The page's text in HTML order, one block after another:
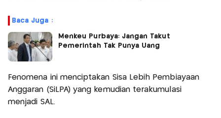
Baca Juga :
Menkeu Purbaya: Jangan Takut
Pemerintah Tak Punya Uang
Fenomena ini menciptakan Sisa Lebih Pembiayaan
Anggaran (SiLPA) yang kemudian terakumulasi
menjadi SAL.